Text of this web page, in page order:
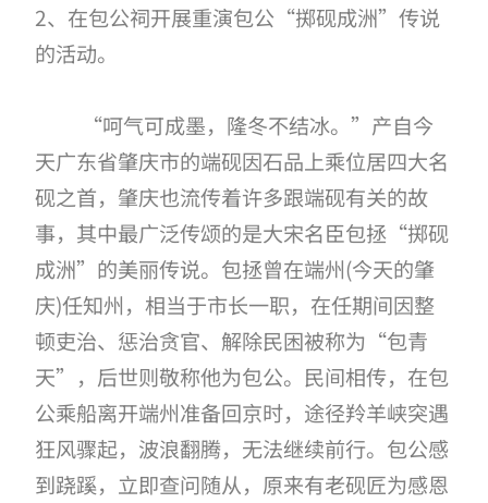
2、在包公祠开展重演包公“掷砚成洲”传说
的活动。
“呵气可成墨，隆冬不结冰。”产自今
天广东省肇庆市的端砚因石品上乘位居四大名
砚之首，肇庆也流传着许多跟端砚有关的故
事，其中最广泛传颂的是大宋名臣包拯“掷砚
成洲”的美丽传说。包拯曾在端州(今天的肇
庆)任知州，相当于市长一职，在任期间因整
顿吏治、惩治贪官、解除民困被称为“包青
天”，后世则敬称他为包公。民间相传，在包
公乘船离开端州准备回京时，途径羚羊峡突遇
狂风骤起，波浪翻腾，无法继续前行。包公感
到跷蹊，立即查问随从，原来有老砚匠为感恩